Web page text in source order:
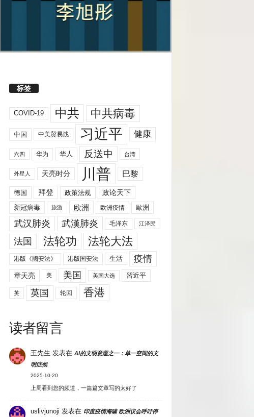
标签
COVID-19 中共 中共病毒
中国 中美贸易战 习近平 健康
六四 华为 华人 反送中 台湾
外星人 天亮时分 川普 巴黎
德国 拜登 政策法规
政论天下
新冠病毒
旅游 欧洲 欧洲疫情 歐洲
武汉肺炎 武漢肺炎 毛泽东 江泽民
法国 法轮功 法轮大法
港版《國安法》 港版国安法 生活 疫情
章天亮 美 美国 美国大选 習近平
英 英国 轮回 香港
读者留言
王先生 发表在 AI的文明意蕴之一：单一空间的文
明症候
2025-10-20
上周看到您的频道，一篇篇文章写的太好了
uslivjunoji 发表在 印度疫情海啸 欧洲议会呼吁停